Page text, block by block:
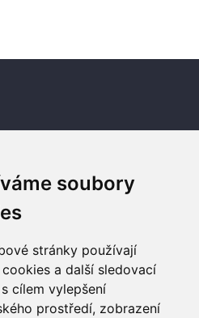
soubory
stránky používají
a další sledovací
cílem vylepšení
prostředí, zobrazení
2010